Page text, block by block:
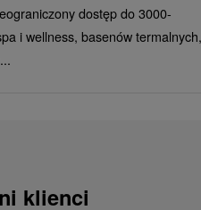
dostęp do 3000-
i wellness, basenów termalnych,
klienci